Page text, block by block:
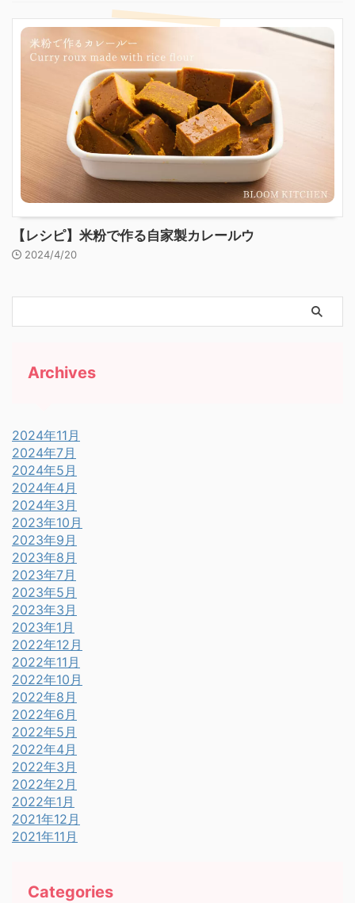
【レシピ】米粉で作る自家製カレールウ
2024/4/20
Archives
2024年11月
2024年7月
2024年5月
2024年4月
2024年3月
2023年10月
2023年9月
2023年8月
2023年7月
2023年5月
2023年3月
2023年1月
2022年12月
2022年11月
2022年10月
2022年8月
2022年6月
2022年5月
2022年4月
2022年3月
2022年2月
2022年1月
2021年12月
2021年11月
Categories